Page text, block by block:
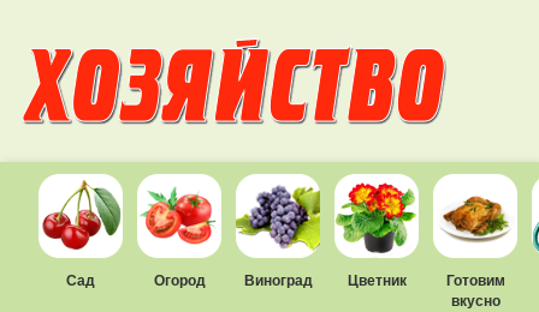
Сад Огород Виноград Цветник
Готовим
вкусно